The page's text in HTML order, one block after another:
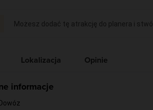
Możesz dodać tę atrakcję do planera i
Lokalizacja Opinie
informacje
Dowóz